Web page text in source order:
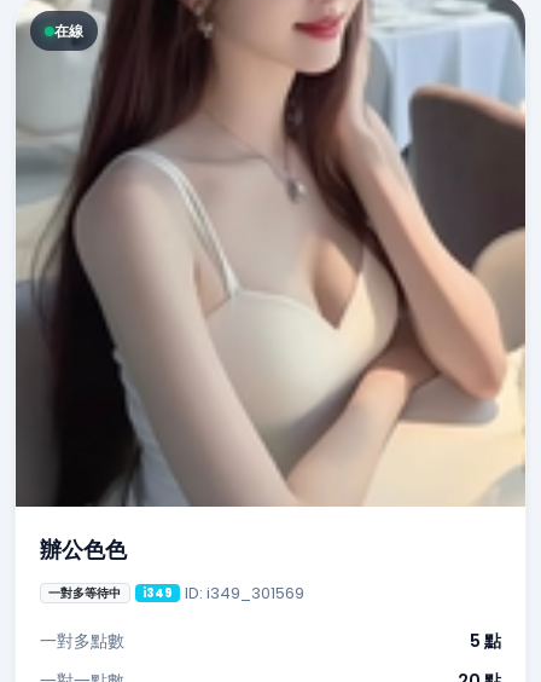
在線
辦公色色
一對多等待中 i349 ID: i349_301569
一對多點數
5 點